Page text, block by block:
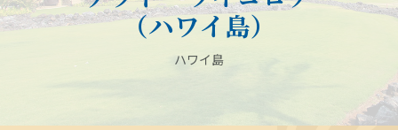
（ハワイ島）
ハワイ島